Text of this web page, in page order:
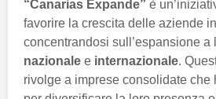
“Canarias Expande” è
favorire la crescita delle aziende
concentrandosi sull’espansione a
nazionale e internazionale.
rivolge a imprese consolidate che